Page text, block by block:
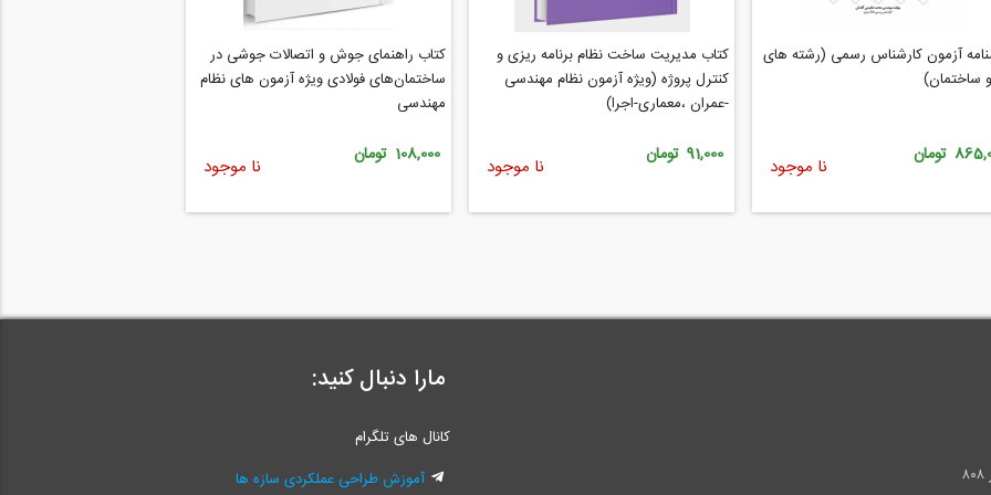
آزمون کارشناس رسمی (رشته های
ساختمان)
تومان نا موجود
کتاب مدیریت ساخت نظام برنامه ریزی و
کنترل پروژه (ویژه آزمون نظام مهندسی
-عمران ،معماری-اجرا)
91,000 تومان نا موجود
کتاب راهنمای جوش و اتصالات جوشی در
ساختمان‌های فولادی ویژه آزمون‌ های نظام
مهندسی
108,000 تومان نا موجود
مارا دنبال کنید:
کانال های تلگرام
آموزش طراحی عملکردی سازه ها